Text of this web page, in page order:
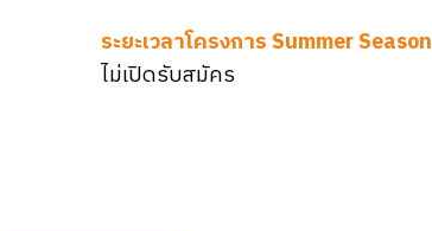
ระยะเวลาโครงการ Summer Season
ไม่เปิดรับสมัคร